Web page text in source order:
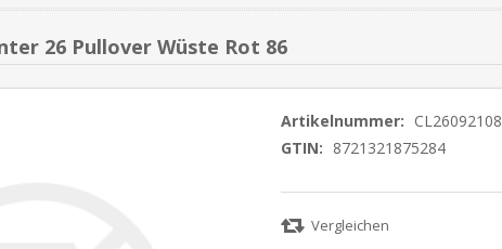
26 Pullover Wüste Rot 86
Artikelnummer: CL26092108
GTIN: 8721321875284